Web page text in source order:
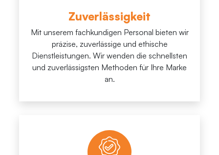
Zuverlässigkeit
Mit unserem fachkundigen Personal bieten wir
präzise, ​​zuverlässige und ethische
Dienstleistungen. Wir wenden die schnellsten
und zuverlässigsten Methoden für Ihre Marke
an.